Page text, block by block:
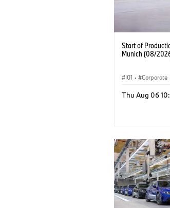
Start of
Munich (08/
I01 · Corporate
Thu Aug 06